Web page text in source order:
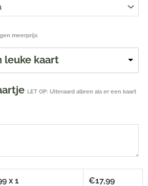
meerprijs
leuke kaart
LET OP: Uiteraard alleen als er een kaart
x 1 €17,99